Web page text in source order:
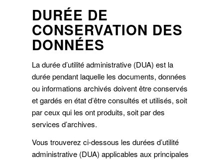
DURÉE DE
CONSERVATION DES
DONNÉES
La durée d’utilité administrative (DUA) est la
durée pendant laquelle les documents, données
ou informations archivés doivent être conservés
et gardés en état d’être consultés et utilisés, soit
par ceux qui les ont produits, soit par des
services d’archives.
Vous trouverez ci-dessous les durées d’utilité
administrative (DUA) applicables aux principales